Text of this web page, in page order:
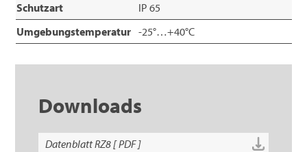
Schutzart
IP 65
Umgebungstemperatur -25°…+40°C
Downloads
Datenblatt RZ8 [ PDF ]